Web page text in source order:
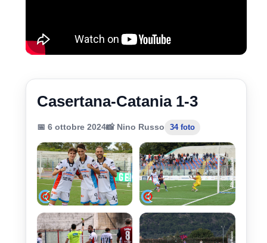
Casertana-Catania 1-3
📅 6 ottobre 2024📸 Nino Russo 34 foto